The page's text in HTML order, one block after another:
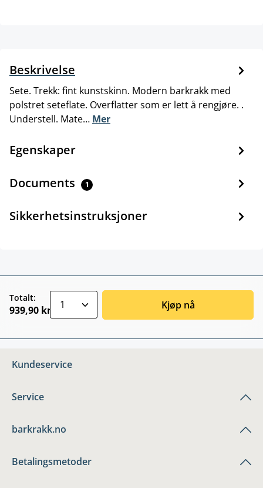
Beskrivelse
Sete. Trekk: fint kunstskinn. Modern barkrakk med
polstret seteflate. Overflatter som er lett å rengjøre. .
Understell. Mate… Mer
Egenskaper
Documents 1
Sikkerhetsinstruksjoner
Totalt:
939,90 kr Kjøp nå
Kundeservice
Service
barkrakk.no
Betalingsmetoder